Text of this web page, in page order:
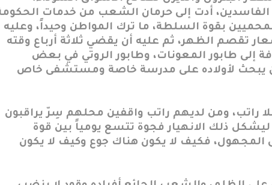
أدت إلى حرمان الشعب من خدمات
بقوة السلطة، ما ترك المواطن وحيداً، وعليه
تقصم الظهر، ثم عليه أن يقضي ثلاثة أرباع وقته
إلى طابور المعونات، وطابور الروتي في بعض
أن يبحث لأولاده على مدرسة خاصة ومستشفى خاص
راتب، ومن لديهم راتب واقفين محلهم سِرّ يراقبون
ليشكل ذلك الانهيار فجوة تتسع يومياً بين قوة
المجهول، فكيف لا يكون هناك جوع وكيف لا يكون